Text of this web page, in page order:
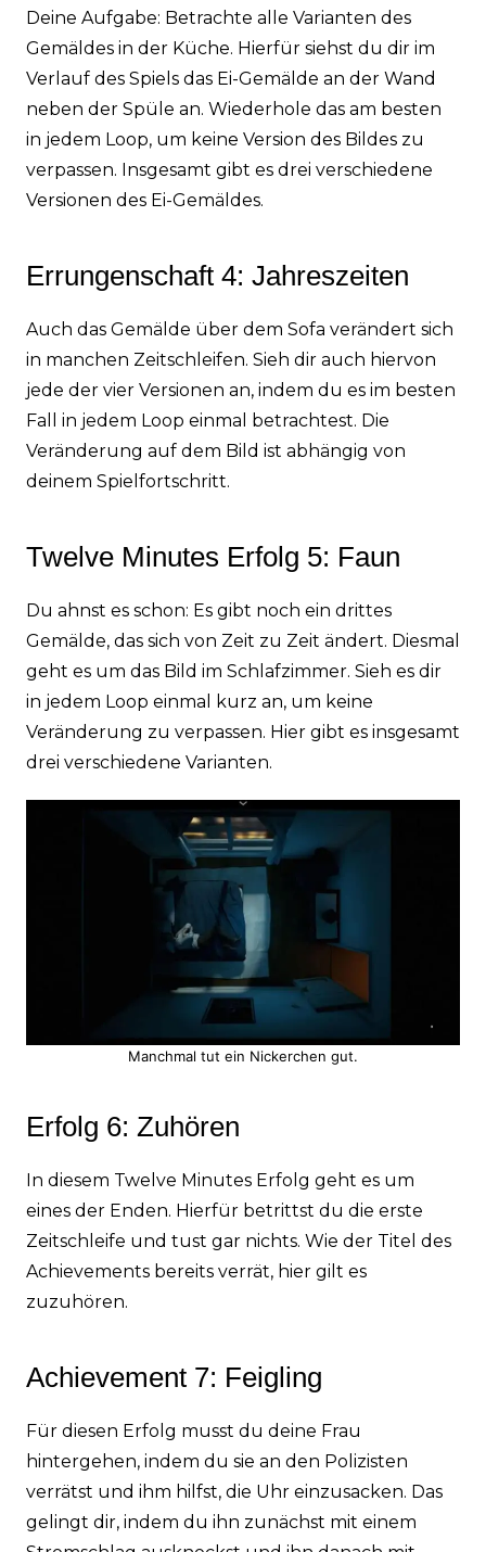
Deine Aufgabe: Betrachte alle Varianten des
Gemäldes in der Küche. Hierfür siehst du dir im
Verlauf des Spiels das Ei-Gemälde an der Wand
neben der Spüle an. Wiederhole das am besten
in jedem Loop, um keine Version des Bildes zu
verpassen. Insgesamt gibt es drei verschiedene
Versionen des Ei-Gemäldes.
Errungenschaft 4: Jahreszeiten
Auch das Gemälde über dem Sofa verändert sich
in manchen Zeitschleifen. Sieh dir auch hiervon
jede der vier Versionen an, indem du es im besten
Fall in jedem Loop einmal betrachtest. Die
Veränderung auf dem Bild ist abhängig von
deinem Spielfortschritt.
Twelve Minutes Erfolg 5: Faun
Du ahnst es schon: Es gibt noch ein drittes
Gemälde, das sich von Zeit zu Zeit ändert. Diesmal
geht es um das Bild im Schlafzimmer. Sieh es dir
in jedem Loop einmal kurz an, um keine
Veränderung zu verpassen. Hier gibt es insgesamt
drei verschiedene Varianten.
Manchmal tut ein Nickerchen gut.
Erfolg 6: Zuhören
In diesem Twelve Minutes Erfolg geht es um
eines der Enden. Hierfür betrittst du die erste
Zeitschleife und tust gar nichts. Wie der Titel des
Achievements bereits verrät, hier gilt es
zuzuhören.
Achievement 7: Feigling
Für diesen Erfolg musst du deine Frau
hintergehen, indem du sie an den Polizisten
verrätst und ihm hilfst, die Uhr einzusacken. Das
gelingt dir, indem du ihn zunächst mit einem